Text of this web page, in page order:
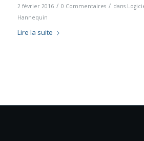
2 février 2016 / 0 Commentaires / dans
Hannequin
Lire la suite